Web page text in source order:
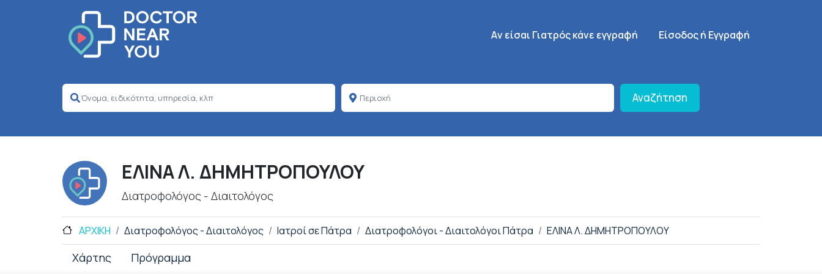
Κεντρική πλοήγηση
Aν είσαι Γιατρός κάνε εγγραφή SignUp Menu
Είσοδος ή Εγγραφή
Αναζήτηση
ΕΛΙΝΑ Λ. ΔΗΜΗΤΡΟΠΟΥΛΟΥ
Διατροφολόγος - Διαιτολόγος
ΑΡΧΙΚΗ Διατροφολόγος - Διαιτολόγος Ιατροί σε Πάτρα Διατροφολόγοι - Διαιτολόγοι Πάτρα ΕΛΙΝΑ Λ. ΔΗΜΗΤΡΟΠΟΥΛΟΥ
Χάρτης Πρόγραμμα